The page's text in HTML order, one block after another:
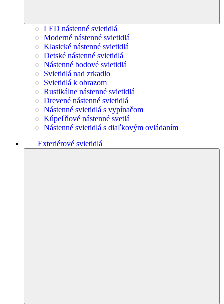
LED nástenné svietidlá
Moderné nástenné svietidlá
Klasické nástenné svietidlá
Detské nástenné svietidlá
Nástenné bodové svietidlá
Svietidlá nad zrkadlo
Svietidlá k obrazom
Rustikálne nástenné svietidlá
Drevené nástenné svietidlá
Nástenné svietidlá s vypínačom
Kúpeľňové nástenné svetlá
Nástenné svietidlá s diaľkovým ovládaním
Exteriérové svietidlá